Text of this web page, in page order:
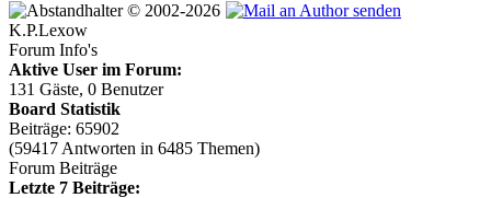
© 2002-2026
K.P.Lexow
Forum Info's
Aktive User im Forum:
131 Gäste, 0 Benutzer
Board Statistik
Beiträge: 65902
(59417 Antworten in 6485 Themen)
Forum Beiträge
Letzte 7 Beiträge: